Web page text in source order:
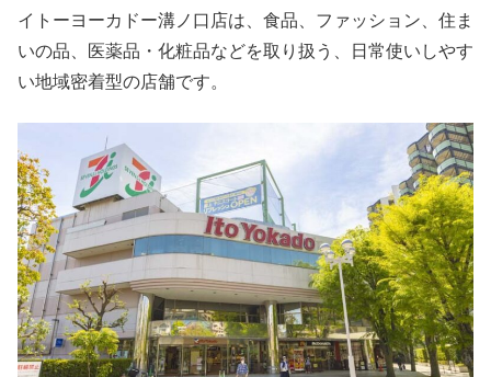
イトーヨーカドー溝ノ口店は、食品、ファッション、住ま
いの品、医薬品・化粧品などを取り扱う、日常使いしやす
い地域密着型の店舗です。